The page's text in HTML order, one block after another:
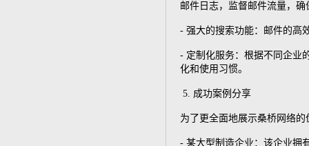
邮件日志，监督邮件流量，
- 强大的搜索功能：邮件的高
- 定制化服务：根据不同企业
化和使用习惯。
5. 成功案例分享
为了更全面地展示桑桥网络
- 某大型制造企业：该企业拥